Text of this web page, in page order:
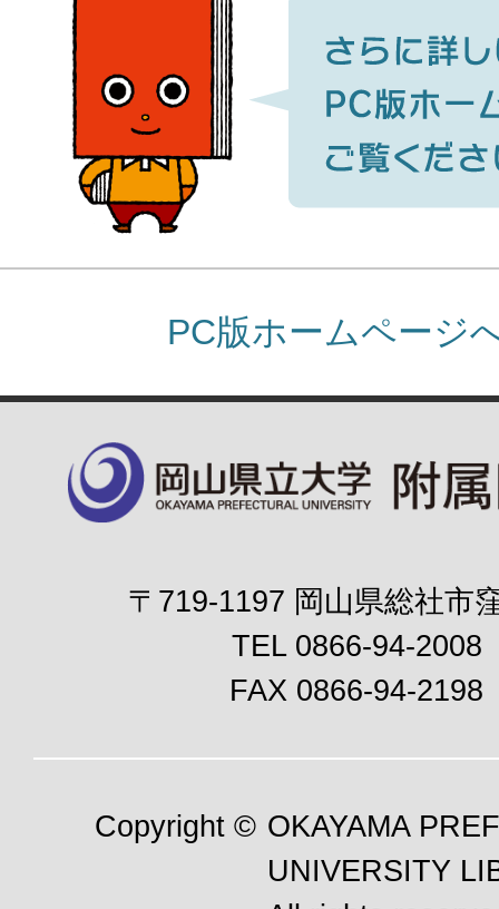
PC版ホームページ
〒719-1197 岡山県総社市
TEL 0866-94-2008
FAX 0866-94-2198
Copyright © OKAYAMA
UNIVERSITY